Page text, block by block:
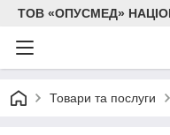
ТОВ «ОПУСМЕД»
Товари та послуги